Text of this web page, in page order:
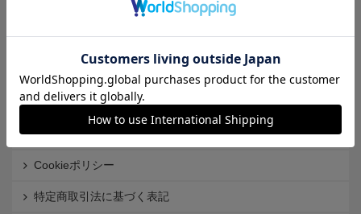
Ｊ2
Ｊリーグオンラインストアとは
利用規約
個人情報保護方針
Cookieポリシー
特定商取引法に基づく表記